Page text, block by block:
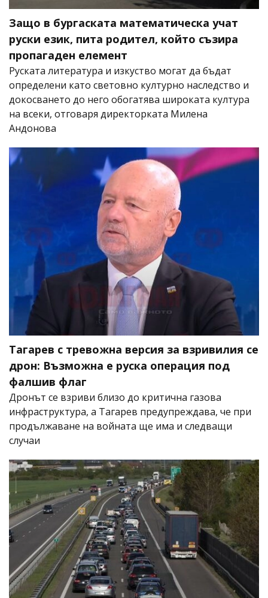
Защо в бургаската математическа учат
руски език, пита родител, който съзира
пропагаден елемент
Руската литература и изкуство могат да бъдат
определени като световно културно наследство и
докосването до него обогатява широката култура
на всеки, отговаря директорката Милена
Андонова
Тагарев с тревожна версия за взривилия се
дрон: Възможна е руска операция под
фалшив флаг
Дронът се взриви близо до критична газова
инфраструктура, а Тагарев предупреждава, че при
продължаване на войната ще има и следващи
случаи